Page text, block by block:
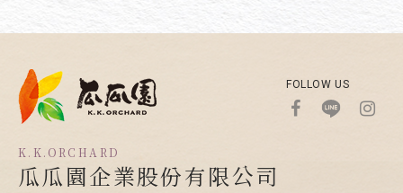
FOLLOW US
K.K.ORCHARD
瓜瓜園企業股份有限公司